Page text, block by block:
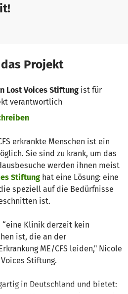
Projekt
Lost Voices Stiftung ist für
verantwortlich
erkrankte Menschen ist ein
Sie sind zu krank, um das
werden ihnen meist
Stiftung hat eine Lösung: eine
speziell auf die Bedürfnisse
ist.
“eine Klinik derzeit kein
ist, die an der
ME/CFS leiden," Nicole
Stiftung.
in Deutschland und bietet: